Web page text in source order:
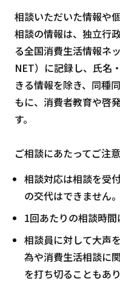
相談いただいた情報や
相談の情報は、独立行
る全国消費生活情報ネ
NET）に記録し、氏名
きる情報を除き、同種
もに、消費者教育や啓
す。
ご相談にあたってご注
相談対応は相談を受
の交代はできません。
1回あたりの相談時間
相談員に対して大声
為や消費生活相談に
を打ち切ることもあ